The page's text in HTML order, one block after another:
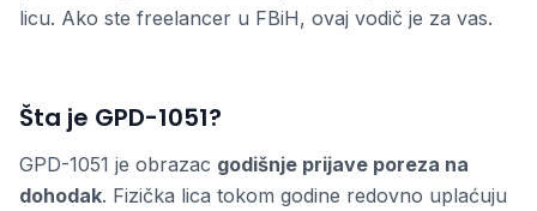
licu. Ako ste freelancer u FBiH, ovaj vodič je za vas.
Šta je GPD-1051?
GPD-1051 je obrazac godišnje prijave poreza na
dohodak. Fizička lica tokom godine redovno uplaćuju